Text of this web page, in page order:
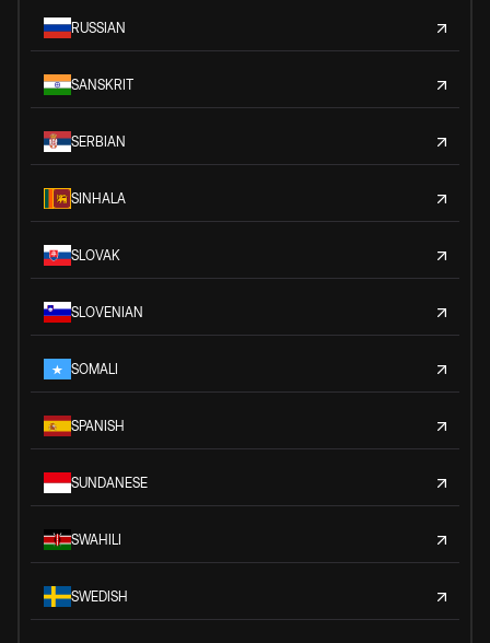
RUSSIAN
SANSKRIT
SERBIAN
SINHALA
SLOVAK
SLOVENIAN
SOMALI
SPANISH
SUNDANESE
SWAHILI
SWEDISH